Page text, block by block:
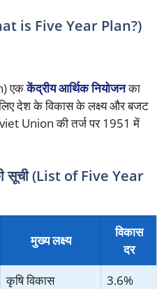
is Five Year Plan?)
एककेंद्रीय आर्थिक नियोजनका
देश के विकास के लक्ष्य और बजट
Union की तर्ज पर 1951 में
सूची (List of Five Year
मुख्य लक्ष्य
विकास
दर
कृषि विकास
3.6%